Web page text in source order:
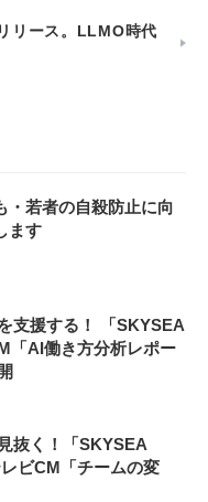
リース。LLMO時代
・若者の自殺防止に向
ます
支援する！ 「SKYSEA
「AI働き方分析レポー
抜く！「SKYSEA
ビCM「チームの変